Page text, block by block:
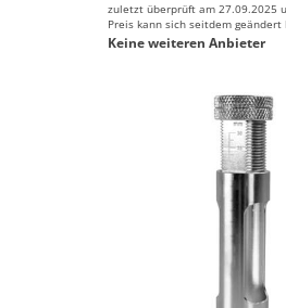
zuletzt überprüft am 27.09.2025
Preis kann sich seitdem geändert
Keine weiteren Anbieter